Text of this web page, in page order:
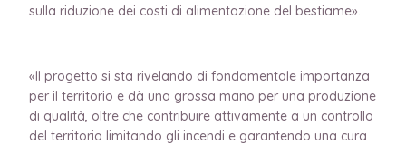
sulla riduzione dei costi di alimentazione del bestiame».
«Il progetto si sta rivelando di fondamentale importanza
per il territorio e dà una grossa mano per una produzione
di qualità, oltre che contribuire attivamente a un controllo
del territorio limitando gli incendi e garantendo una cura